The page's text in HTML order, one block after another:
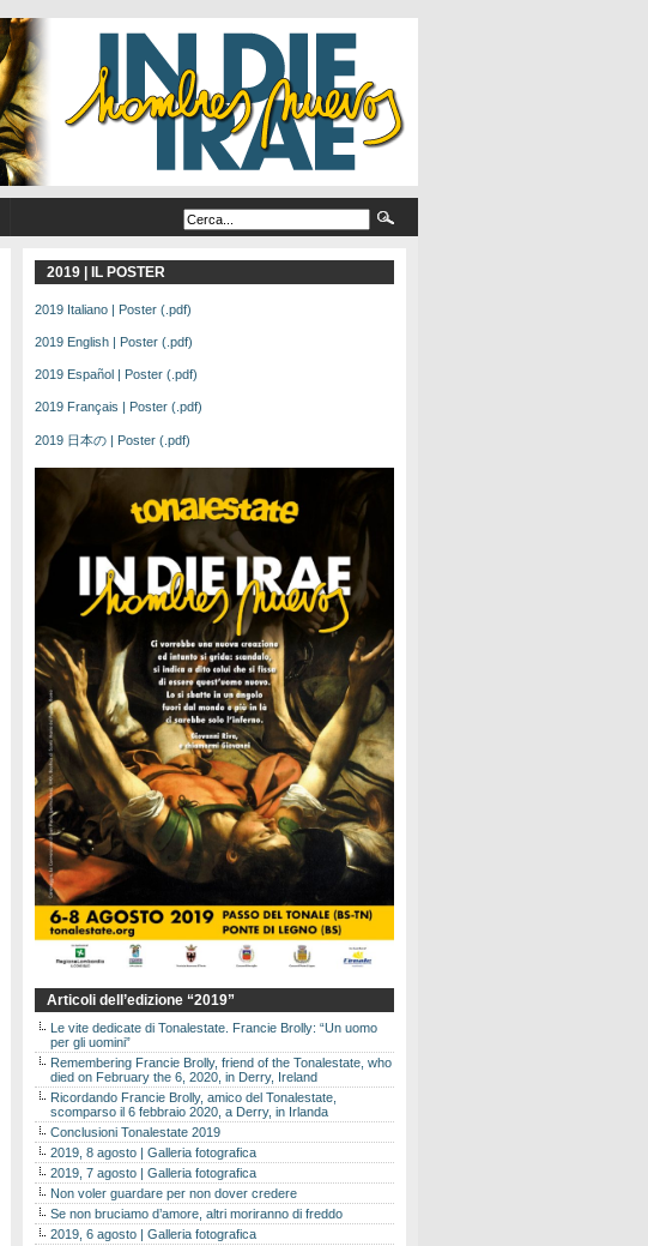
2019 | IL POSTER
2019 Italiano | Poster (.pdf)
2019 English | Poster (.pdf)
2019 Español | Poster (.pdf)
2019 Français | Poster (.pdf)
2019 日本の | Poster (.pdf)
Articoli dell’edizione “2019”
Le vite dedicate di Tonalestate. Francie Brolly: “Un uomo
per gli uomini”
Remembering Francie Brolly, friend of the Tonalestate, who
died on February the 6, 2020, in Derry, Ireland
Ricordando Francie Brolly, amico del Tonalestate,
scomparso il 6 febbraio 2020, a Derry, in Irlanda
Conclusioni Tonalestate 2019
2019, 8 agosto | Galleria fotografica
2019, 7 agosto | Galleria fotografica
Non voler guardare per non dover credere
Se non bruciamo d’amore, altri moriranno di freddo
2019, 6 agosto | Galleria fotografica